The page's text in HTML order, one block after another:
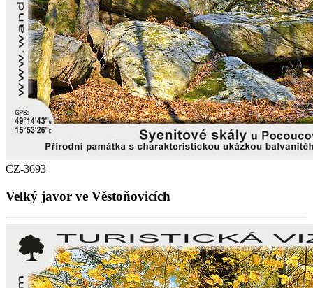
CZ-3693
Velký javor ve Věstoňovicích